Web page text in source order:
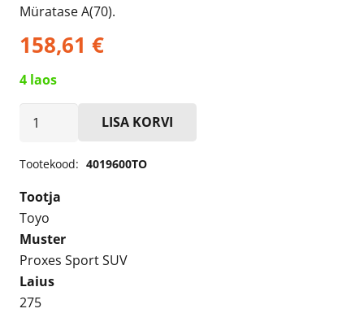
Müratase A(70).
158,61 €
4 laos
Proxes
Sport
275/45R19
Suverehv
kogus
LISA KORVI
Tootekood: 4019600TO
Tootja
Toyo
Muster
Proxes Sport SUV
Laius
275